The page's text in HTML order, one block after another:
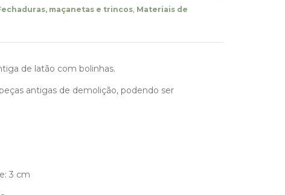
maçanetas e trincos, Materiais de
de latão com bolinhas.
antigas de demolição, podendo ser
3 cm